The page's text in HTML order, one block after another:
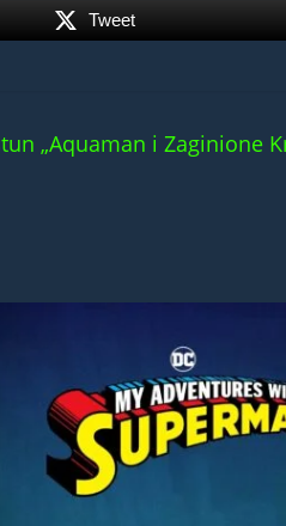
Tweet
„Aquaman i Zaginione